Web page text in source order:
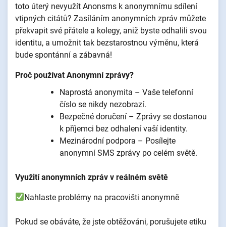
toto úterý nevyužít Anonsms k anonymnímu sdílení
vtipných citátů? Zasíláním anonymních zpráv můžete
překvapit své přátele a kolegy, aniž byste odhalili svou
identitu, a umožnit tak bezstarostnou výměnu, která
bude spontánní a zábavná!
Proč používat Anonymní zprávy?
Naprostá anonymita – Vaše telefonní
číslo se nikdy nezobrazí.
Bezpečné doručení – Zprávy se dostanou
k příjemci bez odhalení vaší identity.
Mezinárodní podpora – Posílejte
anonymní SMS zprávy po celém světě.
Využití anonymních zpráv v reálném světě
Nahlaste problémy na pracovišti anonymně
Pokud se obáváte, že jste obtěžováni, porušujete etiku